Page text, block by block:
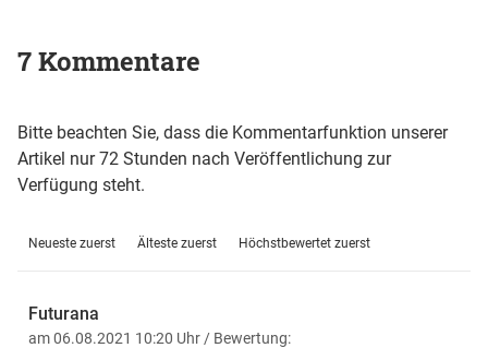
7 Kommentare
Bitte beachten Sie, dass die Kommentarfunktion unserer
Artikel nur 72 Stunden nach Veröffentlichung zur
Verfügung steht.
Neueste zuerst Älteste zuerst Höchstbewertet zuerst
Futurana
am 06.08.2021 10:20 Uhr / Bewertung: